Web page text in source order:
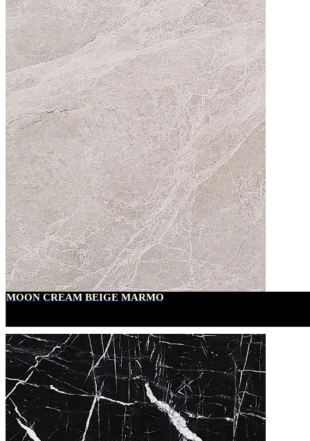
MOON CREAM BEIGE MARMO